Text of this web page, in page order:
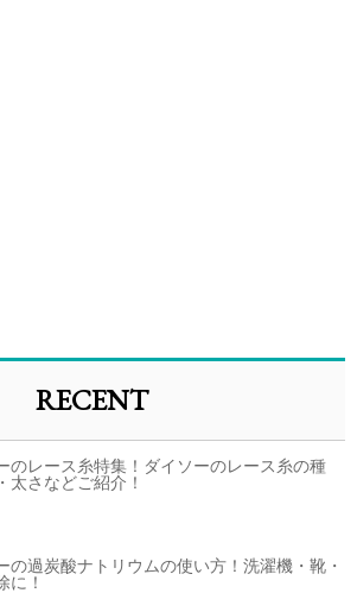
RECENT
のレース糸特集！ダイソーのレース糸の種
太さなどご紹介！
の過炭酸ナトリウムの使い方！洗濯機・靴・
に！